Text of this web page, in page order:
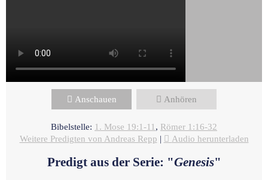
Anschauen Anhören
Bibelstelle: 1. Mose 19:1-11 , Römer 1:16-32
Weitere Predigten von Andreas Repp | Audio herunterladen
Predigt aus der Serie: "Genesis"